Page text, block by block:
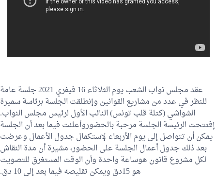
عقد مجلس نواب الشعب يوم الثلاثاء 16 فيفري 2021 جلسة عامة
للنظر في عدد من مشاريع القوانين وإنطلقت الجلسة برئاسة سميرة
الشواشي (كتلة قلب تونس) النائب الأول لرئيس مجلس النواب.
إفتتحت الرئيسة الجلسة مرحبة بالحضوروأعلنت فيما بعد أن الجلسة
يمكن أن تتواصل إلى يوم الأربعاء لإستكمال جدول الأعمال وعرضت
بعد ذلك جدول أعمال الجلسة على الحضور، مشيرة أن مدة النقاش
لكل مشروع قانون هوساعة واحدة وأن الوقت المستغرق للتصويت
هو 15دق ويمكن تقليصه فيما بعد إلى 10 دق.